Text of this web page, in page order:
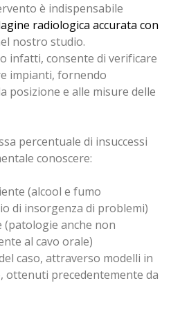
è indispensabile
radiologica accurata con
nostro studio.
infatti, consente di verificare
impianti, fornendo
posizione e alle misure delle
percentuale di insuccessi
conoscere:
(alcool e fumo
di insorgenza di problemi)
(patologie anche non
al cavo orale)
caso, attraverso modelli in
ottenuti precedentemente da